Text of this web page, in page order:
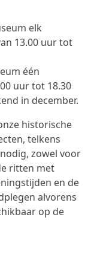
elk
13.00 uur tot
één
uur tot 18.30
in december.
historische
telkens
zowel voor
ritten met
en de
alvorens
op de